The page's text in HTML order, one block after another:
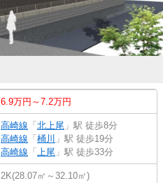
6.9万円～7.2万円
高崎線 「 北上尾 」駅 徒歩8分
高崎線 「 桶川 」駅 徒歩19分
高崎線 「 上尾 」駅 徒歩33分
2K(28.07㎡～32.10㎡)